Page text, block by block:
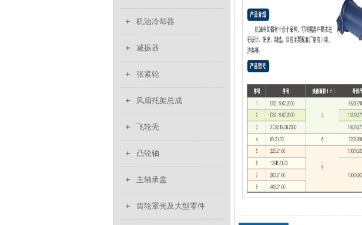
机油冷却器
减振器
张紧轮
风扇托架总成
飞轮壳
凸轮轴
主轴承盖
齿轮罩壳及大型零件